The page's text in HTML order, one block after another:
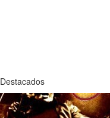
Destacados